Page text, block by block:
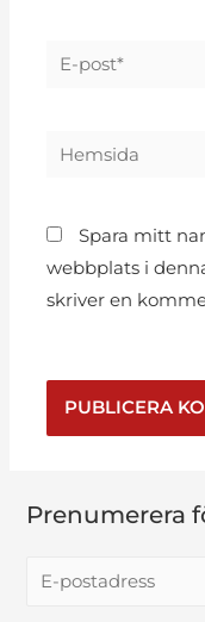
Spara mitt
webbplats i
skriver en
Prenumerera